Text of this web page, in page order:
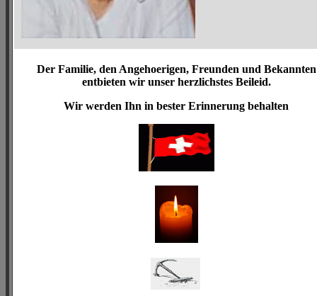
Der Familie, den Angehoerigen, Freunden und Bekannten
entbieten wir unser herzlichstes Beileid.
Wir werden Ihn in bester Erinnerung behalten